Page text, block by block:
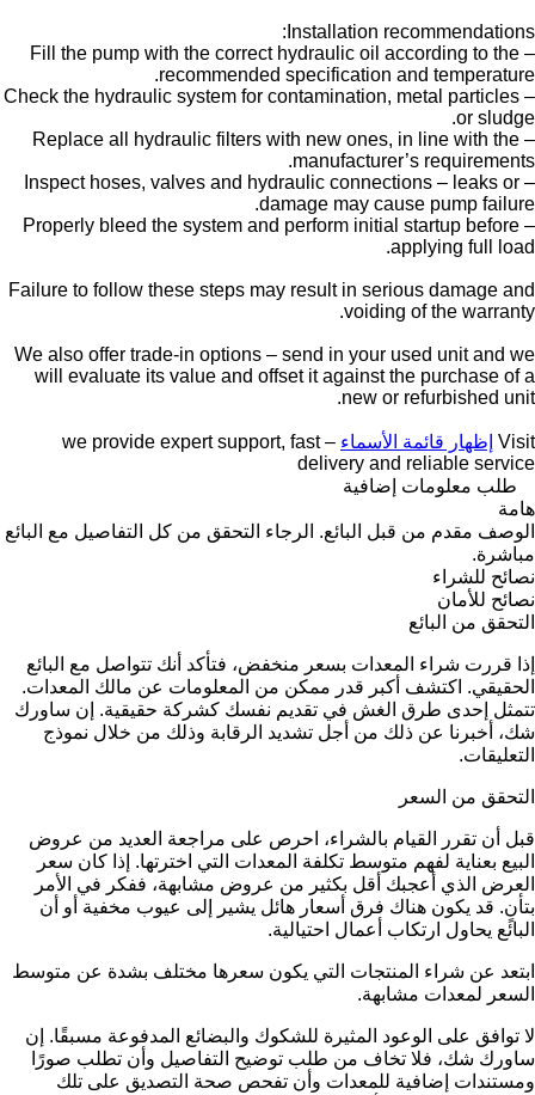
Installation recommendations:
– Fill the pump with the correct hydraulic oil according to the
recommended specification and temperature.
– Check the hydraulic system for contamination, metal particles
or sludge.
– Replace all hydraulic filters with new ones, in line with the
manufacturer’s requirements.
– Inspect hoses, valves and hydraulic connections – leaks or
damage may cause pump failure.
– Properly bleed the system and perform initial startup before
applying full load.
Failure to follow these steps may result in serious damage and
voiding of the warranty.
We also offer trade-in options – send in your used unit and we
will evaluate its value and offset it against the purchase of a
new or refurbished unit.
Visit إظهار قائمة الأسماء
– we provide expert support, fast
delivery and reliable service
طلب معلومات إضافية
هامة
الوصف مقدم من قبل البائع. الرجاء التحقق من كل التفاصيل مع البائع
مباشرة.
نصائح للشراء
نصائح للأمان
التحقق من البائع
إذا قررت شراء المعدات بسعر منخفض، فتأكد أنك تتواصل مع البائع
الحقيقي. اكتشف أكبر قدر ممكن من المعلومات عن مالك المعدات.
تتمثل إحدى طرق الغش في تقديم نفسك كشركة حقيقية. إن ساورك
شك، أخبرنا عن ذلك من أجل تشديد الرقابة وذلك من خلال نموذج
التعليقات.
التحقق من السعر
قبل أن تقرر القيام بالشراء، احرص على مراجعة العديد من عروض
البيع بعناية لفهم متوسط تكلفة المعدات التي اخترتها. إذا كان سعر
العرض الذي أعجبك أقل بكثير من عروض مشابهة، ففكر في الأمر
بتأنٍ. قد يكون هناك فرق أسعار هائل يشير إلى عيوب مخفية أو أن
البائع يحاول ارتكاب أعمال احتيالية.
ابتعد عن شراء المنتجات التي يكون سعرها مختلف بشدة عن متوسط
السعر لمعدات مشابهة.
لا توافق على الوعود المثيرة للشكوك والبضائع المدفوعة مسبقًا. إن
ساورك شك، فلا تخاف من طلب توضيح التفاصيل وأن تطلب صورًا
ومستندات إضافية للمعدات وأن تفحص صحة التصديق على تلك